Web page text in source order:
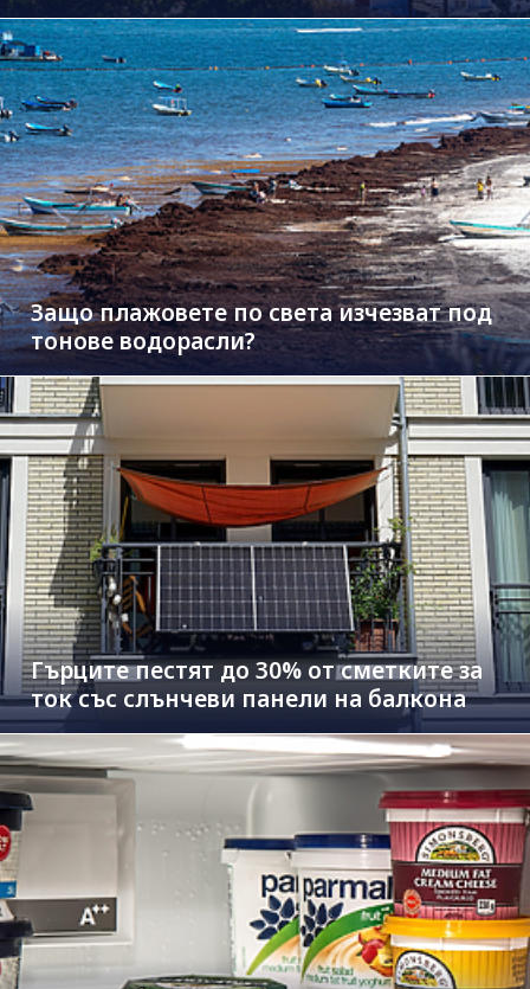
Защо плажовете по света изчезват под
тонове водорасли?
Гърците пестят до 30% от сметките за
ток със слънчеви панели на балкона